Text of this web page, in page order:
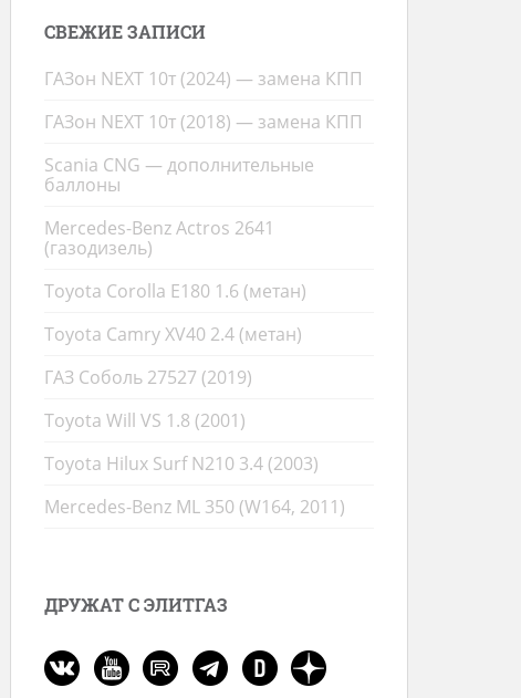
СВЕЖИЕ ЗАПИСИ
ГАЗон NEXT 10т (2024) — замена КПП
ГАЗон NEXT 10т (2018) — замена КПП
Scania CNG — дополнительные
баллоны
Mercedes-Benz Actros 2641
(газодизель)
Toyota Corolla E180 1.6 (метан)
Toyota Camry XV40 2.4 (метан)
ГАЗ Соболь 27527 (2019)
Toyota Will VS 1.8 (2001)
Toyota Hilux Surf N210 3.4 (2003)
Mercedes-Benz ML 350 (W164, 2011)
ДРУЖАТ С ЭЛИТГАЗ